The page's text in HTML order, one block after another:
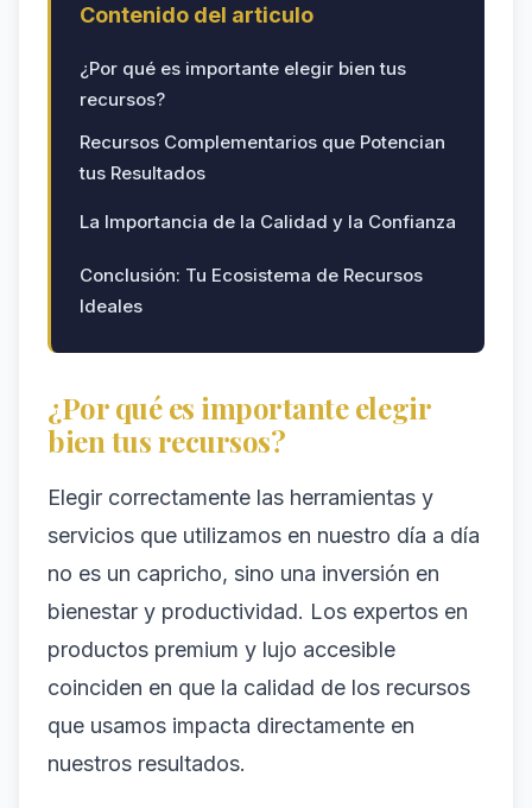
Contenido del articulo
¿Por qué es importante elegir bien tus
recursos?
Recursos Complementarios que Potencian
tus Resultados
La Importancia de la Calidad y la Confianza
Conclusión: Tu Ecosistema de Recursos
Ideales
¿Por qué es importante elegir
bien tus recursos?
Elegir correctamente las herramientas y
servicios que utilizamos en nuestro día a día
no es un capricho, sino una inversión en
bienestar y productividad. Los expertos en
productos premium y lujo accesible
coinciden en que la calidad de los recursos
que usamos impacta directamente en
nuestros resultados.